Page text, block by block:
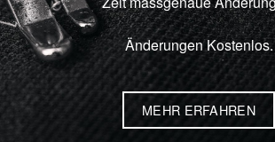
Änderungen Kostenlos.
MEHR ERFAHREN